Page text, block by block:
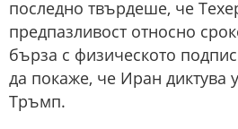
последно твърдеше, че
предпазливост относно
бърза с физическото
да покаже, че Иран диктува
Тръмп.